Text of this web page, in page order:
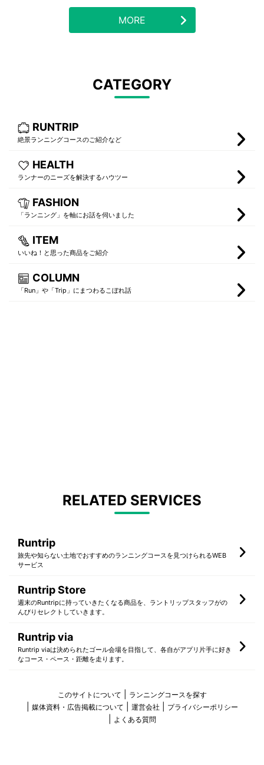
MORE
CATEGORY
RUNTRIP
絶景ランニングコースのご紹介など
HEALTH
ランナーのニーズを解決するハウツー
FASHION
「ランニング」を軸にお話を伺いました
ITEM
いいね！と思った商品をご紹介
COLUMN
「Run」や「Trip」にまつわるこぼれ話
RELATED SERVICES
Runtrip
旅先や知らない土地でおすすめのランニングコースを見つけられるWEB
サービス
Runtrip Store
週末のRuntripに持っていきたくなる商品を、ラントリップスタッフがの
んびりセレクトしていきます。
Runtrip via
Runtrip viaは決められたゴール会場を目指して、各自がアプリ片手に好き
なコース・ペース・距離を走ります。
このサイトについて
ランニングコースを探す
媒体資料・広告掲載について
運営会社
プライバシーポリシー
よくある質問